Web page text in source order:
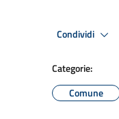
Condividi
Categorie:
Comune